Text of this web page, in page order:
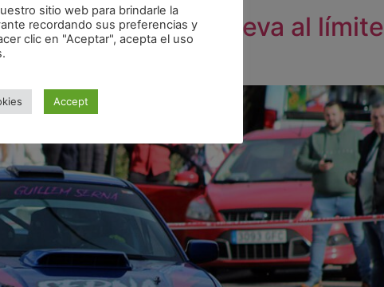
de Panes nos lleva al límite
Llanes
sitio web para brindarle la
recordando sus preferencias y
clic en "Aceptar", acepta el uso
Accept